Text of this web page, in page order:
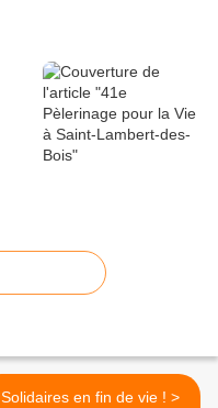
Solidaires en fin de vie ! >